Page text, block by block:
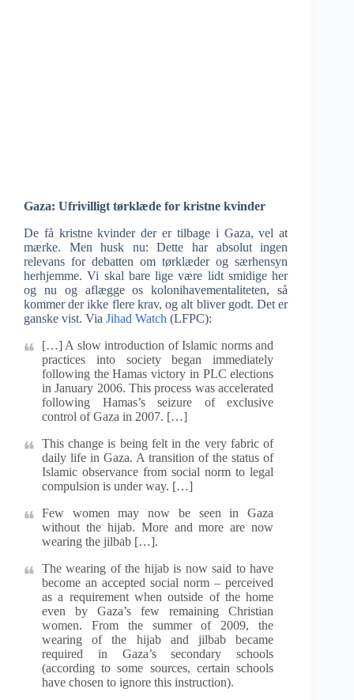
Gaza: Ufrivilligt tørklæde for kristne kvinder
De få kristne kvinder der er tilbage i Gaza, vel at
mærke. Men husk nu: Dette har absolut ingen
relevans for debatten om tørklæder og særhensyn
herhjemme. Vi skal bare lige være lidt smidige her
og nu og aflægge os kolonihavementaliteten, så
kommer der ikke flere krav, og alt bliver godt. Det er
ganske vist. Via Jihad Watch (LFPC):
[…] A slow introduction of Islamic norms and
practices into society began immediately
following the Hamas victory in PLC elections
in January 2006. This process was accelerated
following Hamas’s seizure of exclusive
control of Gaza in 2007. […]
This change is being felt in the very fabric of
daily life in Gaza. A transition of the status of
Islamic observance from social norm to legal
compulsion is under way. […]
Few women may now be seen in Gaza
without the hijab. More and more are now
wearing the jilbab […].
The wearing of the hijab is now said to have
become an accepted social norm – perceived
as a requirement when outside of the home
even by Gaza’s few remaining Christian
women. From the summer of 2009, the
wearing of the hijab and jilbab became
required in Gaza’s secondary schools
(according to some sources, certain schools
have chosen to ignore this instruction).